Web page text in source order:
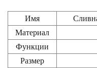
Имя
Материал
Функции
Размер